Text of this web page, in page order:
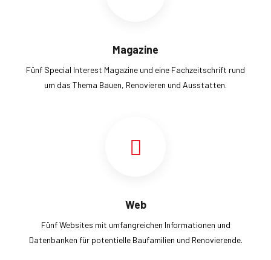
Magazine
Fünf Special Interest Magazine und eine Fachzeitschrift rund
um das Thema Bauen, Renovieren und Ausstatten.
Web
Fünf Websites mit umfangreichen Informationen und
Datenbanken für potentielle Baufamilien und Renovierende.